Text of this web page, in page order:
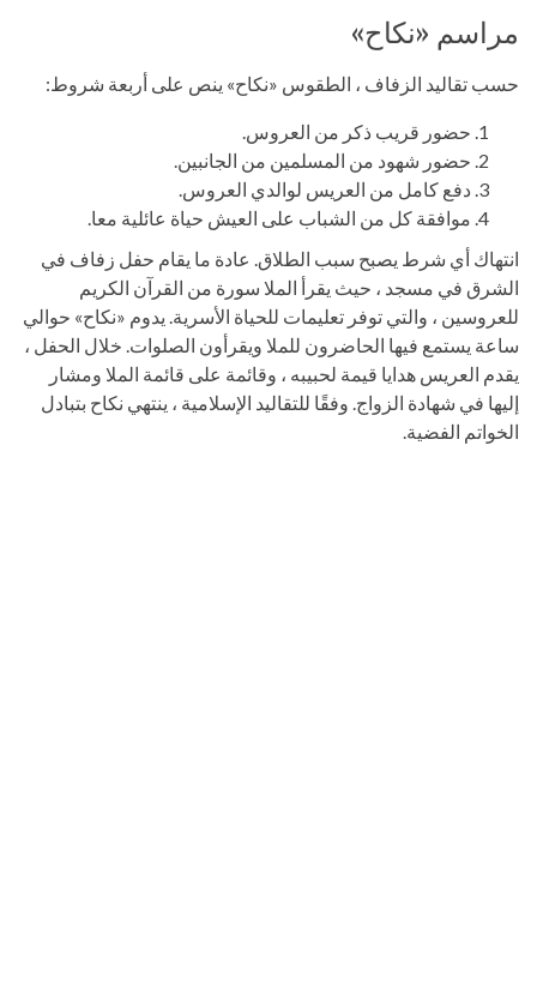
مراسم «نكاح»
حسب تقاليد الزفاف ، الطقوس «نكاح» ينص على أربعة شروط:
حضور قريب ذكر من العروس.
حضور شهود من المسلمين من الجانبين.
دفع كامل من العريس لوالدي العروس.
موافقة كل من الشباب على العيش حياة عائلية معا.
انتهاك أي شرط يصبح سبب الطلاق. عادة ما يقام حفل زفاف في
الشرق في مسجد ، حيث يقرأ الملا سورة من القرآن الكريم
للعروسين ، والتي توفر تعليمات للحياة الأسرية. يدوم «نكاح» حوالي
ساعة يستمع فيها الحاضرون للملا ويقرأون الصلوات. خلال الحفل ،
يقدم العريس هدايا قيمة لحبيبه ، وقائمة على قائمة الملا ومشار
إليها في شهادة الزواج. وفقًا للتقاليد الإسلامية ، ينتهي نكاح بتبادل
الخواتم الفضية.